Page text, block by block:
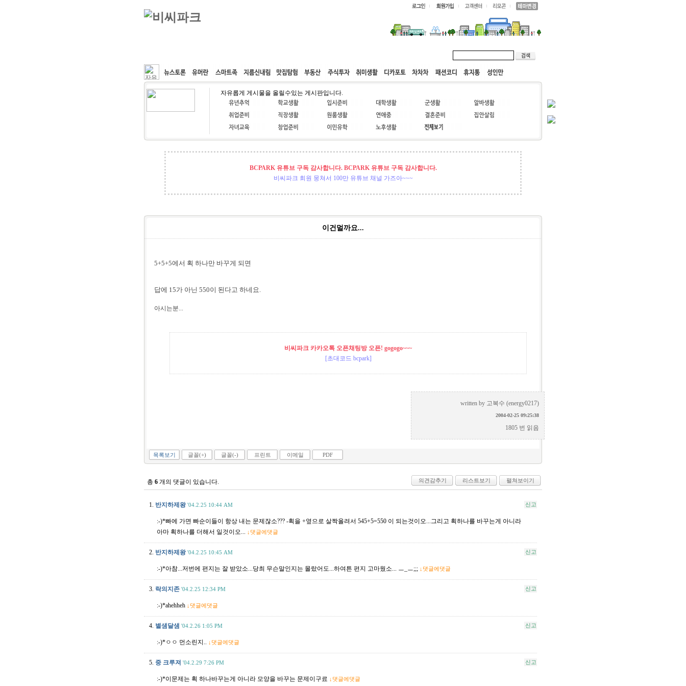
커뮤니티 속도패치 웹호스팅 공동구매 고객센터
자유롭게 게시물을 올릴수있는 게시판입니다.
BCPARK 유튜브 구독 감사합니다. BCPARK 유튜브 구독 감사합니다.
비씨파크 회원 뭉쳐서 100만 유튜브 채널 가즈아~~~
이건멀까요...
5+5+5에서 획 하나만 바꾸게 되면
답에 15가 아닌 550이 된다고 하네요.
아시는분...
비씨파크 카카오톡 오픈채팅방 오픈! gogogo~~~
[초대코드 bcpark]
written by 고복수 (energy0217)
2004-02-25 09:25:38
1805 번 읽음
목록보기 글꼴(+) 글꼴(-) 프린트 이메일 PDF
총 6 개의 댓글이 있습니다. 의견감추기 리스트보기 펼쳐보이기
1. 반지하제왕 '04.2.25 10:44 AM 신고
:-)*빠에 가면 빠순이들이 항상 내는 문제잖소??? -획을 +옆으로 살짝올려서 545+5=550 이 되는것이오...그리고 획하나를 바꾸는게 아니라
아마 획하나를 더해서 일것이오... ↓댓글에댓글
2. 반지하제왕 '04.2.25 10:45 AM 신고
:-)*아참...저번에 편지는 잘 받았소...당최 무슨말인지는 몰랐어도...하여튼 편지 고마웠소... ㅡ_ㅡ;;; ↓댓글에댓글
3. 락의지존 '04.2.25 12:34 PM 신고
:-)*ahehheh ↓댓글에댓글
4. 별샘달샘 '04.2.26 1:05 PM 신고
:-)*ㅇㅇ 먼소린지.. ↓댓글에댓글
5. 중 크루져 '04.2.29 7:26 PM 신고
:-)*이문제는 획 하나바꾸는게 아니라 모양을 바꾸는 문제이구료 ↓댓글에댓글